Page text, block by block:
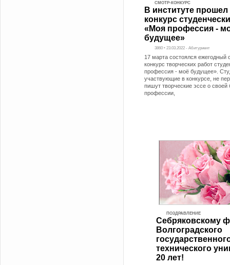
СМОТР-КОНКУРС
В институте
конкурс
«Моя профессия -
будущее»
3860 • 23.03.2022 - Абитуриент
17 марта состоялся ежегодный
конкурс творческих работ
профессия - моё будущее».
участвующие в конкурсе, не
пишут творческие эссе о своей
профессии,
ПОЗДРАВЛЕНИЕ
Себряковскому
Волгоградского
технического
20 лет!